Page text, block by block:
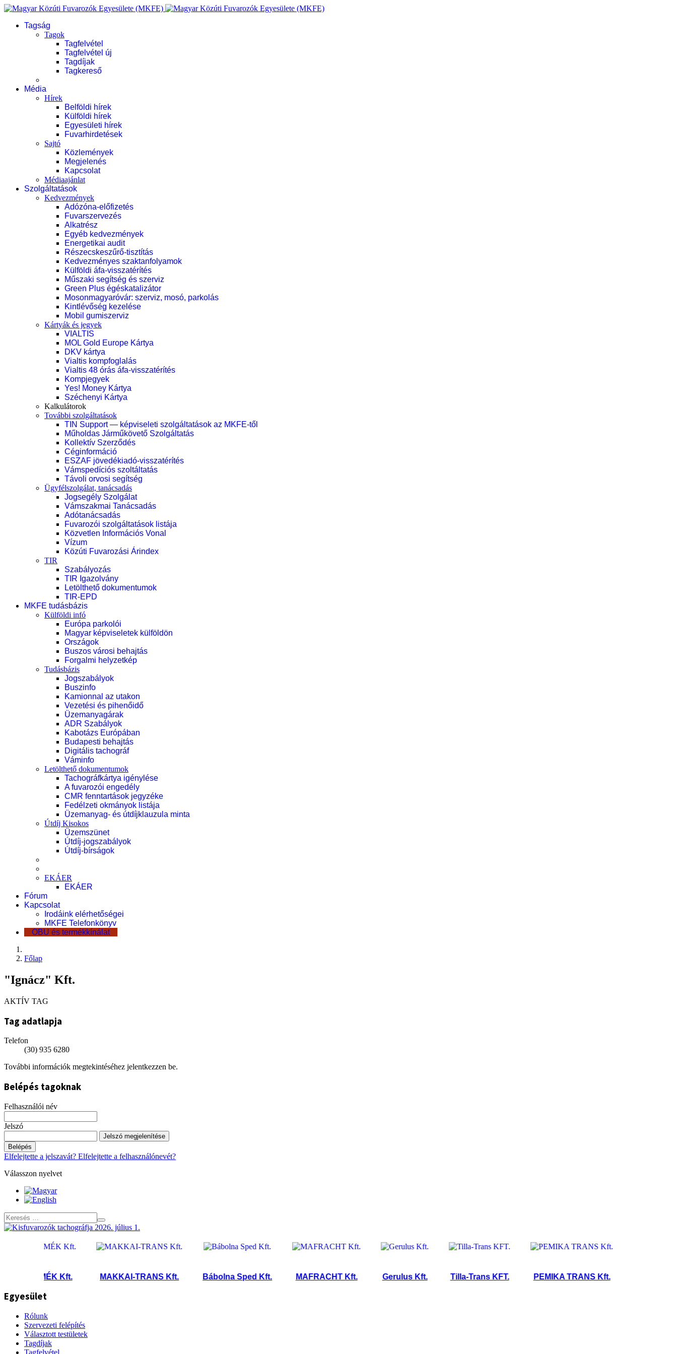
Tagság
Tagok
Tagfelvétel
Tagfelvétel új
Tagdíjak
Tagkereső
Média
Hírek
Belföldi hírek
Külföldi hírek
Egyesületi hírek
Fuvarhirdetések
Sajtó
Közlemények
Megjelenés
Kapcsolat
Médiaajánlat
Szolgáltatások
Kedvezmények
Adózóna-előfizetés
Fuvarszervezés
Alkatrész
Egyéb kedvezmények
Energetikai audit
Részecskeszűrő-tisztítás
Kedvezményes szaktanfolyamok
Külföldi áfa-visszatérítés
Műszaki segítség és szerviz
Green Plus égéskatalizátor
Mosonmagyaróvár: szerviz, mosó, parkolás
Kintlévőség kezelése
Mobil gumiszerviz
Kártyák és jegyek
VIALTIS
MOL Gold Europe Kártya
DKV kártya
Vialtis kompfoglalás
Vialtis 48 órás áfa-visszatérítés
Kompjegyek
Yes! Money Kártya
Széchenyi Kártya
Kalkulátorok
További szolgáltatások
TIN Support — képviseleti szolgáltatások az MKFE-től
Műholdas Járműkövető Szolgáltatás
Kollektív Szerződés
Céginformáció
ESZAF jövedékiadó-visszatérítés
Vámspedíciós szoltáltatás
Távoli orvosi segítség
Ügyfélszolgálat, tanácsadás
Jogsegély Szolgálat
Vámszakmai Tanácsadás
Adótanácsadás
Fuvarozói szolgáltatások listája
Közvetlen Információs Vonal
Vízum
Közúti Fuvarozási Árindex
TIR
Szabályozás
TIR Igazolvány
Letölthető dokumentumok
TIR-EPD
MKFE tudásbázis
Külföldi infó
Európa parkolói
Magyar képviseletek külföldön
Országok
Buszos városi behajtás
Forgalmi helyzetkép
Tudásbázis
Jogszabályok
Buszinfo
Kamionnal az utakon
Vezetési és pihenőidő
Üzemanyagárak
ADR Szabályok
Kabotázs Európában
Budapesti behajtás
Digitális tachográf
Váminfo
Letölthető dokumentumok
Tachográfkártya igénylése
A fuvarozói engedély
CMR fenntartások jegyzéke
Fedélzeti okmányok listája
Üzemanyag- és útdíjklauzula minta
Útdíj Kisokos
Üzemszünet
Útdíj-jogszabályok
Útdíj-bírságok
EKÁER
EKÁER
Fórum
Kapcsolat
Irodáink elérhetőségei
MKFE Telefonkönyv
OBU és termékkínálat
Főlap
"Ignácz" Kft.
AKTÍV TAG
Tag adatlapja
Telefon
(30) 935 6280
További információk megtekintéséhez jelentkezzen be.
Belépés tagoknak
Felhasználói név
Jelszó
Jelszó megjelenítése
Belépés
Elfelejtette a jelszavát? Elfelejtette a felhasználónevét?
Válasszon nyelvet
MÉK Kft. MAKKAI-TRANS Kft. Bábolna Sped Kft. MAFRACHT Kft. Gerulus Kft. Tilla-Trans KFT. PEMIKA TRANS Kft.
Egyesület
Rólunk
Szervezeti felépítés
Választott testületek
Tagdíjak